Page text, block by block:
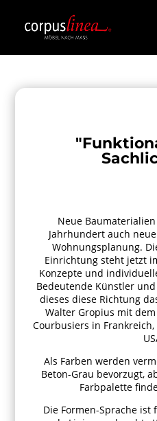
Neue
Jahrhundert auch
Wohnungsplanung.
Einrichtung steht jetzt
Konzepte und
Bedeutende Künstler
dieses diese Richtung
Walter Gropius mit
Courbusiers in
Als Farben werden
Beton-Grau bevorzugt,
Farbpalette
Die Formen-Sprache